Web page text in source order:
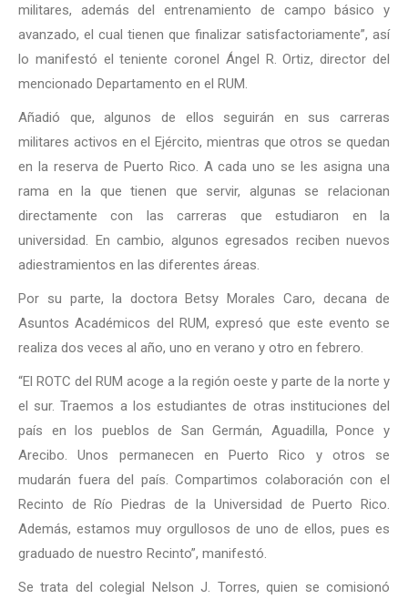
militares, además del entrenamiento de campo básico y
avanzado, el cual tienen que finalizar satisfactoriamente”, así
lo manifestó el teniente coronel Ángel R. Ortiz, director del
mencionado Departamento en el RUM.
Añadió que, algunos de ellos seguirán en sus carreras
militares activos en el Ejército, mientras que otros se quedan
en la reserva de Puerto Rico. A cada uno se les asigna una
rama en la que tienen que servir, algunas se relacionan
directamente con las carreras que estudiaron en la
universidad. En cambio, algunos egresados reciben nuevos
adiestramientos en las diferentes áreas.
Por su parte, la doctora Betsy Morales Caro, decana de
Asuntos Académicos del RUM, expresó que este evento se
realiza dos veces al año, uno en verano y otro en febrero.
“El ROTC del RUM acoge a la región oeste y parte de la norte y
el sur. Traemos a los estudiantes de otras instituciones del
país en los pueblos de San Germán, Aguadilla, Ponce y
Arecibo. Unos permanecen en Puerto Rico y otros se
mudarán fuera del país. Compartimos colaboración con el
Recinto de Río Piedras de la Universidad de Puerto Rico.
Además, estamos muy orgullosos de uno de ellos, pues es
graduado de nuestro Recinto”, manifestó.
Se trata del colegial Nelson J. Torres, quien se comisionó